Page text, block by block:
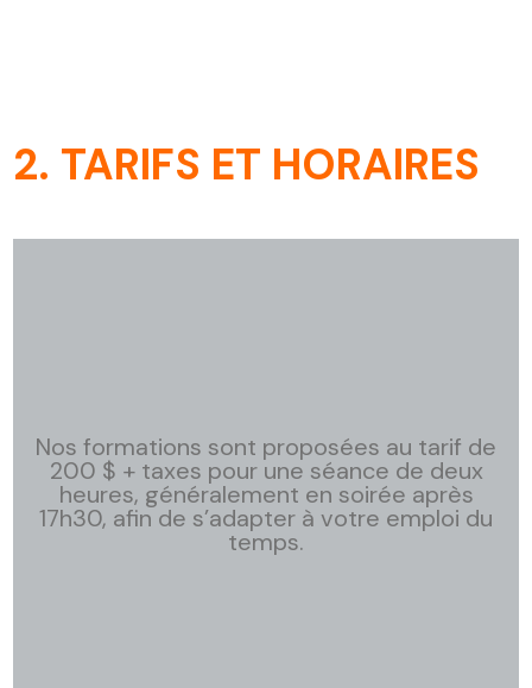
2. TARIFS ET HORAIRES
Nos formations sont proposées au tarif de
200 $ + taxes pour une séance de deux
heures, généralement en soirée après
17h30, afin de s’adapter à votre emploi du
temps.